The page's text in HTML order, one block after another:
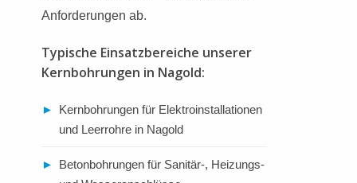
Anforderungen ab.
Typische Einsatzbereiche unserer
Kernbohrungen in Nagold:
►
Kernbohrungen für Elektroinstallationen
und Leerrohre in Nagold
►
Betonbohrungen für Sanitär-, Heizungs-